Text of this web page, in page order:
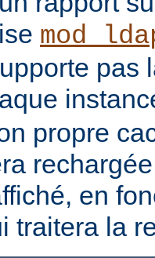
pas
propre
en
traitera la